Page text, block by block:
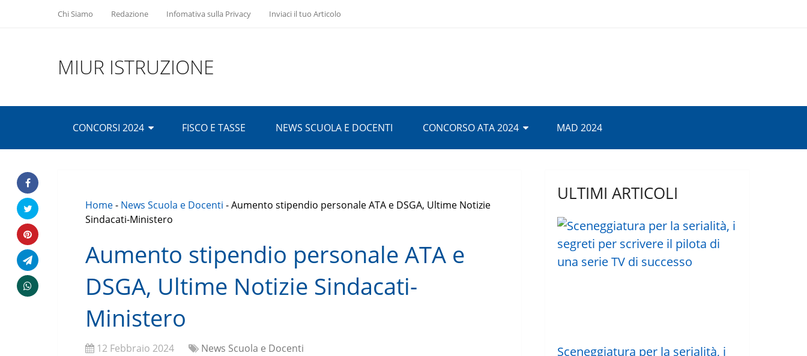
Chi Siamo Redazione Infomativa sulla Privacy Inviaci il tuo Articolo
MIUR ISTRUZIONE
CONCORSI 2024 FISCO E TASSE NEWS SCUOLA E DOCENTI CONCORSO ATA 2024 MAD 2024
Home- News Scuola e Docenti -Aumento stipendio personale ATA e DSGA, Ultime Notizie
Sindacati-Ministero
Aumento stipendio personale ATA e
DSGA, Ultime Notizie Sindacati-
Ministero
12 Febbraio 2024 News Scuola e Docenti
ULTIMI ARTICOLI
Sceneggiatura per la serialità, i